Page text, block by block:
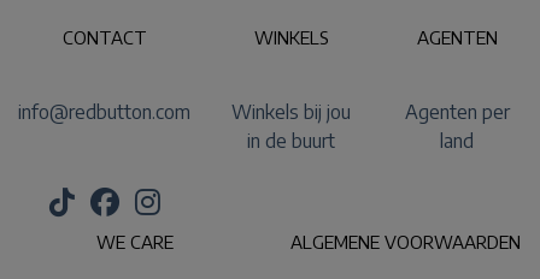
CONTACT
info@redbutton.com
WINKELS
Winkels bij jou
in de buurt
AGENTEN
Agenten per
land
WE CARE ALGEMENE VOORWAARDEN